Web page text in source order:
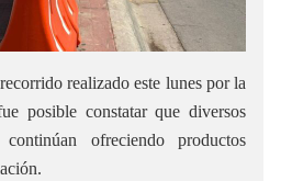
realizado este lunes por la
posible constatar que diversos
continúan ofreciendo productos